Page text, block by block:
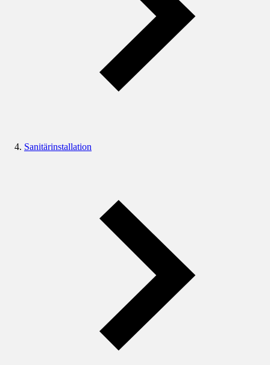
Sanitärinstallation